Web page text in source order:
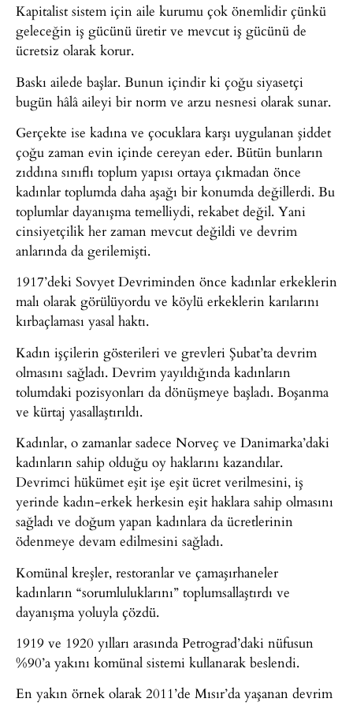
Kapitalist sistem için aile kurumu çok önemlidir çünkü
geleceğin iş gücünü üretir ve mevcut iş gücünü de
ücretsiz olarak korur.
Baskı ailede başlar. Bunun içindir ki çoğu siyasetçi
bugün hâlâ aileyi bir norm ve arzu nesnesi olarak sunar.
Gerçekte ise kadına ve çocuklara karşı uygulanan şiddet
çoğu zaman evin içinde cereyan eder. Bütün bunların
zıddına sınıflı toplum yapısı ortaya çıkmadan önce
kadınlar toplumda daha aşağı bir konumda değillerdi. Bu
toplumlar dayanışma temelliydi, rekabet değil. Yani
cinsiyetçilik her zaman mevcut değildi ve devrim
anlarında da gerilemişti.
1917’deki Sovyet Devriminden önce kadınlar erkeklerin
malı olarak görülüyordu ve köylü erkeklerin karılarını
kırbaçlaması yasal haktı.
Kadın işçilerin gösterileri ve grevleri Şubat’ta devrim
olmasını sağladı. Devrim yayıldığında kadınların
tolumdaki pozisyonları da dönüşmeye başladı. Boşanma
ve kürtaj yasallaştırıldı.
Kadınlar, o zamanlar sadece Norveç ve Danimarka’daki
kadınların sahip olduğu oy haklarını kazandılar.
Devrimci hükümet eşit işe eşit ücret verilmesini, iş
yerinde kadın-erkek herkesin eşit haklara sahip olmasını
sağladı ve doğum yapan kadınlara da ücretlerinin
ödenmeye devam edilmesini sağladı.
Komünal kreşler, restoranlar ve çamaşırhaneler
kadınların “sorumluluklarını” toplumsallaştırdı ve
dayanışma yoluyla çözdü.
1919 ve 1920 yılları arasında Petrograd’daki nüfusun
%90’a yakını komünal sistemi kullanarak beslendi.
En yakın örnek olarak 2011’de Mısır’da yaşanan devrim